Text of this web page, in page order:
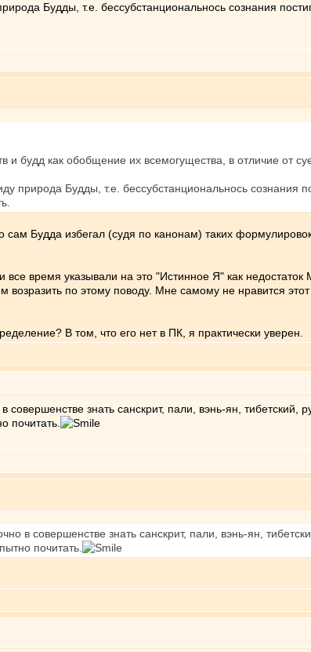
Будды, т.е. бессубстанциональнось сознания
и будд как обобщение их всемогущества, в отличие от
Будды, т.е. бессубстанциональнось сознания
Будда избегал (судя по канонам) таких
время указывали на это "Истинное Я" как
по этому поводу. Мне самому не нравится этот
В том, что его нет в ПК, я практически уверен.
знать санскрит, пали, вэнь-ян, тибетский,
почитать.
в совершенстве знать санскрит, пали, вэнь-ян,
почитать.